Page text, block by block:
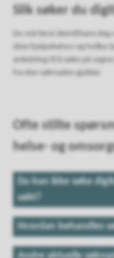
Slik søker du
Du må først identifisere
dine hjelpebehov og hvilke
anledning til å søke på
fra den søknaden gjelder.
Ofte stilte
helse- og
Du kan ikke søke
søkt?
Hvordan behandles